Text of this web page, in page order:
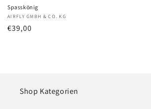
Spasskönig
Anbieter:
AIRFLY GMBH & CO. KG
Normaler
€39,00
Shop Kategorien